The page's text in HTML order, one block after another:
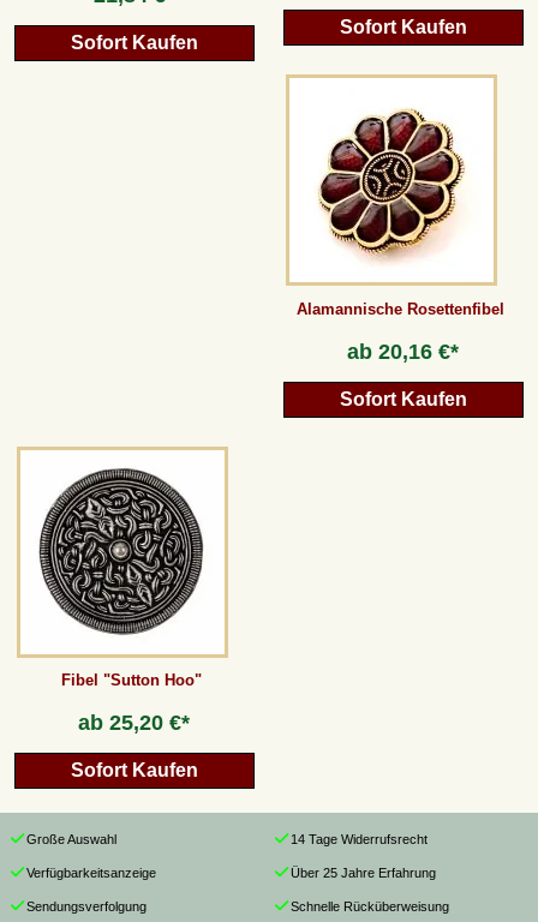
Sofort Kaufen
Sofort Kaufen
Alamannische Rosettenfibel
ab20,16 €*
Sofort Kaufen
Fibel "Sutton Hoo"
ab25,20 €*
Sofort Kaufen
Große Auswahl
Verfügbarkeitsanzeige
Sendungsverfolgung
14 Tage Widerrufsrecht
Über 25 Jahre Erfahrung
Schnelle Rücküberweisung